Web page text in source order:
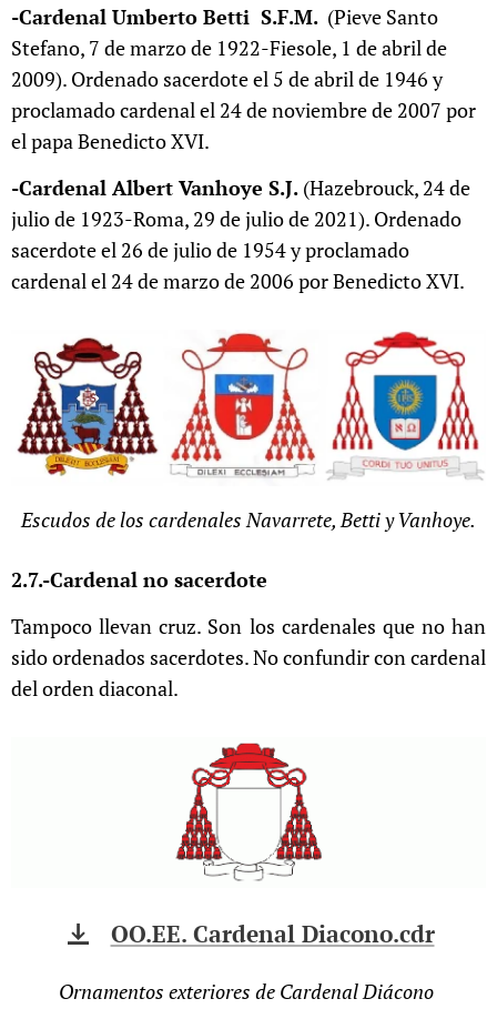
-Cardenal Umberto Betti S.F.M. (Pieve Santo
Stefano, 7 de marzo de 1922-Fiesole, 1 de abril de
2009). Ordenado sacerdote el 5 de abril de 1946 y
proclamado cardenal el 24 de noviembre de 2007 por
el papa Benedicto XVI.
-Cardenal Albert Vanhoye S.J. (Hazebrouck, 24 de
julio de 1923-Roma, 29 de julio de 2021). Ordenado
sacerdote el 26 de julio de 1954 y proclamado
cardenal el 24 de marzo de 2006 por Benedicto XVI.
Escudos de los cardenales Navarrete, Betti y Vanhoye.
2.7.-Cardenal no sacerdote
Tampoco llevan cruz. Son los cardenales que no han
sido ordenados sacerdotes. No confundir con cardenal
del orden diaconal.
OO.EE. Cardenal Diacono.cdr
Ornamentos exteriores de Cardenal Diácono